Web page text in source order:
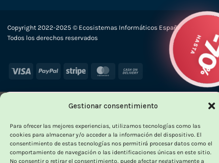
Gestionar consentimiento
Para ofrecer las mejores experiencias, utilizamos tecnologías como las
cookies para almacenar y/o acceder a la información del dispositivo. El
consentimiento de estas tecnologías nos permitirá procesar datos como el
comportamiento de navegación o las identificaciones únicas en este sitio.
No consentir o retirar el consentimiento, puede afectar negativamente a
Copyright 2022-2025 © Ecosistemas Informáticos España SL –
Todos los derechos reservados
Visa PayPal Stripe MasterCard
Delivery
OUTLET VORPC